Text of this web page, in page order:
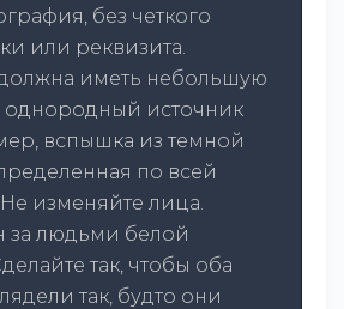
без четкого
или реквизита.
иметь небольшую
однородный источник
вспышка из темной
по всей
изменяйте лица.
за людьми белой
так, чтобы оба
так, будто они